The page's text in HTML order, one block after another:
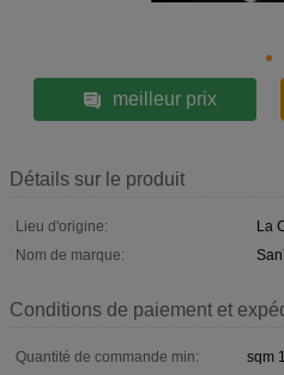
meilleur prix
Détails sur le produit
Lieu d'origine:
La
Nom de marque:
Conditions de paiement et
Quantité de commande min:
sqm